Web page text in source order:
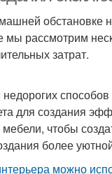
обстановке
мы рассмотрим
затрат.
для создания
чтобы
более